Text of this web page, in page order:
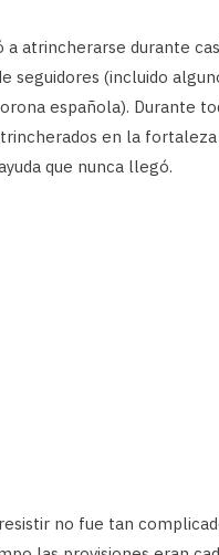
a atrincherarse durante
seguidores (incluido
española). Durante
en la fortaleza
que nunca llegó.
no fue tan